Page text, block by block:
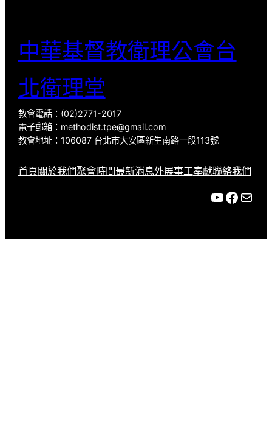
中華基督教衛理公會台
北衛理堂
教會電話：(02)2771-2017
電子郵箱：methodist.tpe@gmail.com
教會地址：106087 台北市大安區新生南路一段113號
首頁關於我們聚會時間最新消息外展事工奉獻聯絡我們
YouTube Facebook Mail